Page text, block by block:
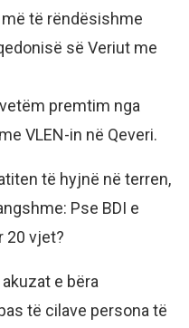
të rëndësishme
së Veriut me
premtim nga
VLEN-in në Qeveri.
të hyjnë në terren,
Pse BDI e
20 vjet?
e bëra
të cilave persona të